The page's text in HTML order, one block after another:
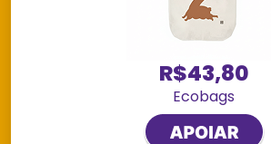
R$43,80
Ecobags